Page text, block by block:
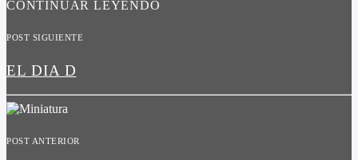
CONTINUAR LEYENDO
POST SIGUIENTE
EL DIA D
POST ANTERIOR